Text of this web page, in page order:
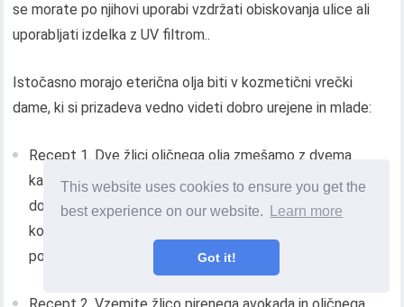
This website uses cookies to ensure you get the
best experience on our website.
Learn more
Got it!
se morate po njihovi uporabi vzdržati obiskovanja ulice ali
uporabljati izdelka z UV filtrom..
Istočasno morajo eterična olja biti v kozmetični vrečki
dame, ki si prizadeva vedno videti dobro urejene in mlade:
Recept 1. Dve žlici oljčnega olja zmešamo z dvema
kapljicama rožmarinovega olja. Tukaj v dveh kapljicah
dodamo olja iz geranije in citronke. Ta mešanica neguje
kožo okoli oči in pomaga navlažiti ne le površino
povrhnjice, ampak tudi notranje plasti;